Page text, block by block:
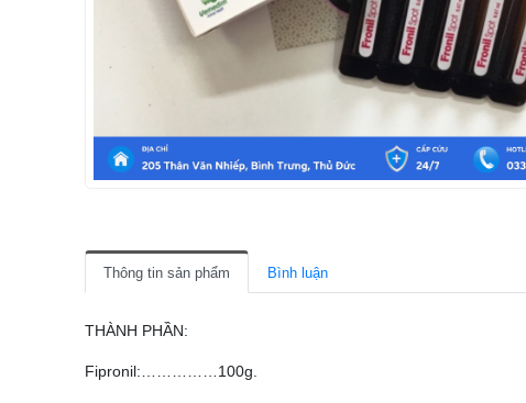
Thông tin sản phẩm Bình luận
THÀNH PHẦN:
Fipronil:……………100g.